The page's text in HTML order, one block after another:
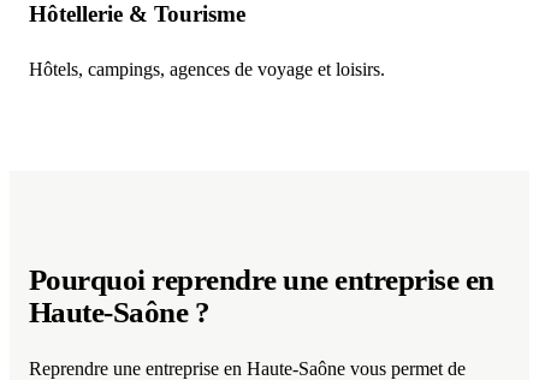
Hôtellerie & Tourisme
Hôtels, campings, agences de voyage et loisirs.
Pourquoi reprendre une entrepriseen
Haute-Saône?
Reprendre une entreprise en Haute-Saône vous permet de